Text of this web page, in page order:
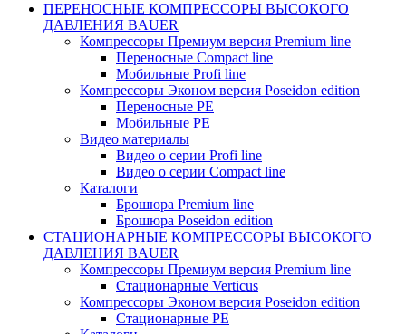
ПЕРЕНОСНЫЕ КОМПРЕССОРЫ ВЫСОКОГО
ДАВЛЕНИЯ BAUER
Компрессоры Премиум версия Premium line
Переносные Compact line
Мобильные Profi line
Компрессоры Эконом версия Poseidon edition
Переносные PE
Мобильные PE
Видео материалы
Видео о серии Profi line
Видео о серии Compact line
Каталоги
Брошюра Premium line
Брошюра Poseidon edition
СТАЦИОНАРНЫЕ КОМПРЕССОРЫ ВЫСОКОГО
ДАВЛЕНИЯ BAUER
Компрессоры Премиум версия Premium line
Стационарные Verticus
Компрессоры Эконом версия Poseidon edition
Стационарные PE